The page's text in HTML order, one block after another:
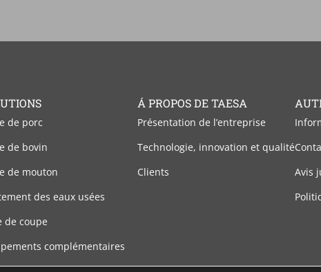
de porc
de bovin
de mouton
des eaux usées
de coupe
complémentaires
Á PROPOS DE TAESA
Présentation de l’entreprise
Technologie, innovation et qualité
Clients
Avis